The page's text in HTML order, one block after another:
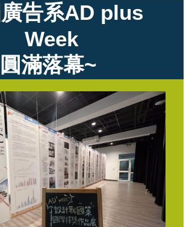
告系AD plus
Week
圓滿落幕~